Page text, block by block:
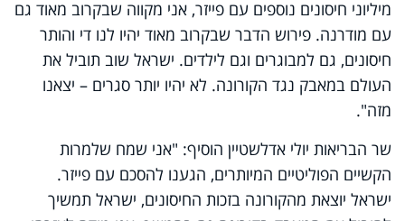
מיליוני חיסונים נוספים עם פייזר, אני מקווה שבקרוב מאוד גם
עם מודרנה. פירוש הדבר שבקרוב מאוד יהיו לנו די והותר
חיסונים, גם למבוגרים וגם לילדים. ישראל שוב תוביל את
העולם במאבק נגד הקורונה. לא יהיו יותר סגרים – יצאנו
מזה".
שר הבריאות יולי אדלשטיין הוסיף: "אני שמח שלמרות
הקשיים הפוליטיים המיותרים, הגענו להסכם עם פייזר.
ישראל יוצאת מהקורונה בזכות החיסונים, ישראל תמשיך